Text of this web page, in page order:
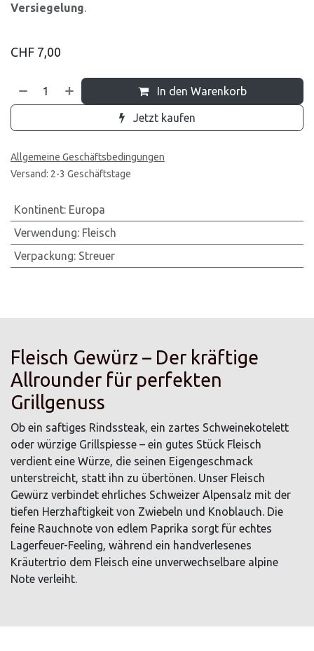
Versiegelung
CHF 7,00
In den Warenkorb
Jetzt kaufen
Allgemeine Geschäftsbedingungen
Versand: 2-3 Geschäftstage
Kontinent: Europa
Verwendung: Fleisch
Verpackung: Streuer
Fleisch Gewürz – Der kräftige
Allrounder für perfekten
Grillgenuss
Ob ein saftiges Rindssteak, ein zartes Schweinekotelett
oder würzige Grillspiesse – ein gutes Stück Fleisch
verdient eine Würze, die seinen Eigengeschmack
unterstreicht, statt ihn zu übertönen. Unser Fleisch
Gewürz verbindet ehrliches Schweizer Alpensalz mit der
tiefen Herzhaftigkeit von Zwiebeln und Knoblauch. Die
feine Rauchnote von edlem Paprika sorgt für echtes
Lagerfeuer-Feeling, während ein handverlesenes
Kräutertrio dem Fleisch eine unverwechselbare alpine
Note verleiht.